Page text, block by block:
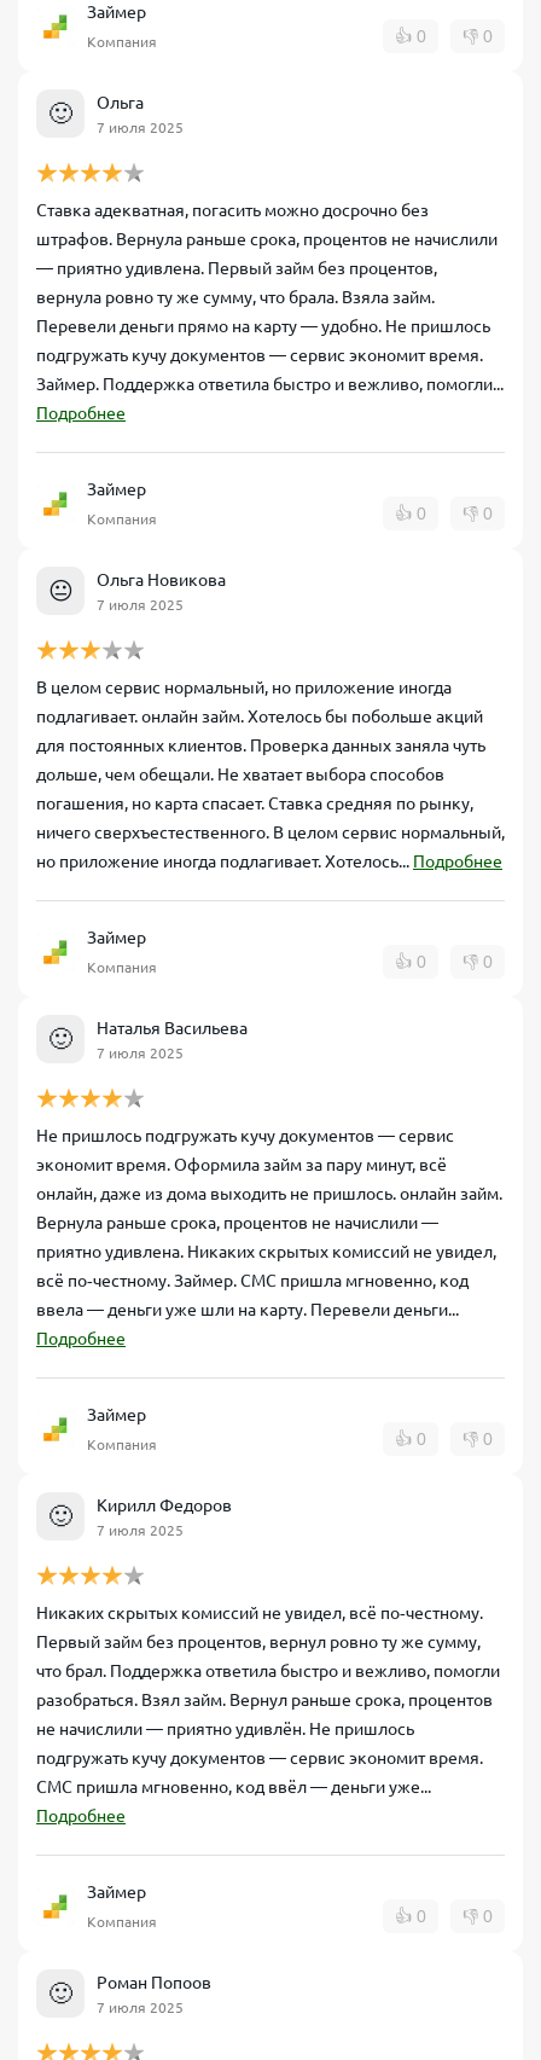
Займер
Компания 👍 0 👎 0
🙂 Ольга
7 июля 2025
Ставка адекватная, погасить можно досрочно без
штрафов. Вернула раньше срока, процентов не начислили
— приятно удивлена. Первый займ без процентов,
вернула ровно ту же сумму, что брала. Взяла займ.
Перевели деньги прямо на карту — удобно. Не пришлось
подгружать кучу документов — сервис экономит время.
Займер. Поддержка ответила быстро и вежливо, помогли...
Подробнее
Займер
Компания 👍 0 👎 0
😐 Ольга Новикова
7 июля 2025
В целом сервис нормальный, но приложение иногда
подлагивает. онлайн займ. Хотелось бы побольше акций
для постоянных клиентов. Проверка данных заняла чуть
дольше, чем обещали. Не хватает выбора способов
погашения, но карта спасает. Ставка средняя по рынку,
ничего сверхъестественного. В целом сервис нормальный,
но приложение иногда подлагивает. Хотелось... Подробнее
Займер
Компания 👍 0 👎 0
🙂 Наталья Васильева
7 июля 2025
Не пришлось подгружать кучу документов — сервис
экономит время. Оформила займ за пару минут, всё
онлайн, даже из дома выходить не пришлось. онлайн займ.
Вернула раньше срока, процентов не начислили —
приятно удивлена. Никаких скрытых комиссий не увидел,
всё по‑честному. Займер. СМС пришла мгновенно, код
ввела — деньги уже шли на карту. Перевели деньги...
Подробнее
Займер
Компания 👍 0 👎 0
🙂 Кирилл Федоров
7 июля 2025
Никаких скрытых комиссий не увидел, всё по‑честному.
Первый займ без процентов, вернул ровно ту же сумму,
что брал. Поддержка ответила быстро и вежливо, помогли
разобраться. Взял займ. Вернул раньше срока, процентов
не начислили — приятно удивлён. Не пришлось
подгружать кучу документов — сервис экономит время.
СМС пришла мгновенно, код ввёл — деньги уже...
Подробнее
Займер
Компания 👍 0 👎 0
🙂 Роман Попоов
7 июля 2025